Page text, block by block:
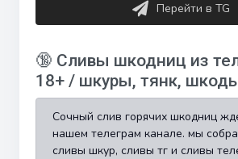
Перейти в TG
🔞 Сливы шкодниц из
18+ / шкуры, тянк,
Сочный слив горячих шкодниц
нашем телеграм канале. мы
сливы шкур, сливы тг и сливы